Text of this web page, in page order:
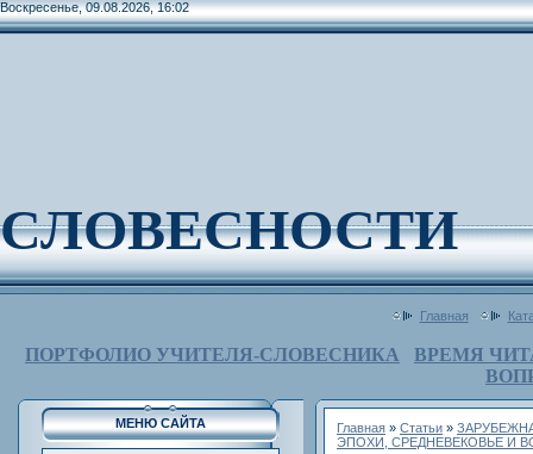
Воскресенье, 09.08.2026, 16:02
СЛОВЕСНОСТИ
Главная
ПОРТФОЛИО УЧИТЕЛЯ-СЛОВЕСНИКА
ВРЕМЯ
МЕНЮ САЙТА Главная » Статьи »
ЭПОХИ, СРЕДНЕВЕКОВЬЕ И